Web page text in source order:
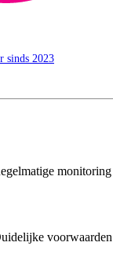
sinds 2023
monitoring
voorwaarden